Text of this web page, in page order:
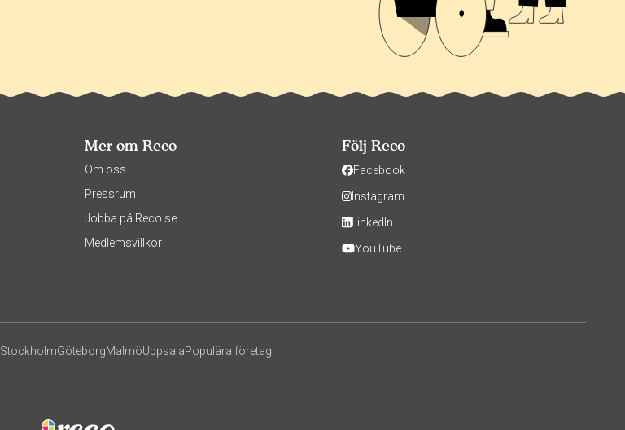
Mer om Reco
Om oss
Pressrum
Jobba på Reco.se
Medlemsvillkor
Följ Reco
Facebook
Instagram
LinkedIn
YouTube
StockholmGöteborgMalmöUppsalaPopulära företag